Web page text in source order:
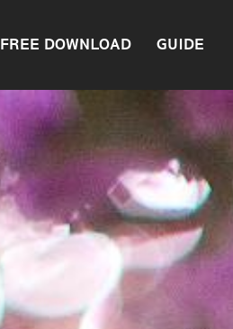
FREE DOWNLOAD GUIDE